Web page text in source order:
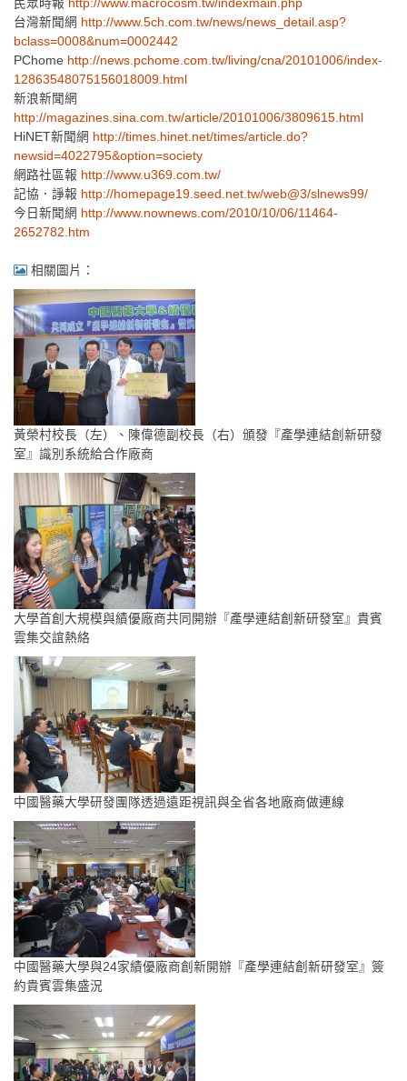
民眾時報 http://www.macrocosm.tw/indexmain.php
台灣新聞網 http://www.5ch.com.tw/news/news_detail.asp?
bclass=0008&num=0002442
PChome http://news.pchome.com.tw/living/cna/20101006/index-
12863548075156018009.html
新浪新聞網
http://magazines.sina.com.tw/article/20101006/3809615.html
HiNET新聞網 http://times.hinet.net/times/article.do?
newsid=4022795&option=society
網路社區報 http://www.u369.com.tw/
記協 ． 諍報 http://homepage19.seed.net.tw/web@3/slnews99/
今日新聞網 http://www.nownews.com/2010/10/06/11464-
2652782.htm
相關圖片：
黃榮村校長（左）、陳偉德副校長（右）頒發『產學連結創新研發
室』識別系統給合作廠商
大學首創大規模與績優廠商共同開辦『產學連結創新研發室』貴賓
雲集交誼熱絡
中國醫藥大學研發團隊透過遠距視訊與全省各地廠商做連線
中國醫藥大學與24家績優廠商創新開辦『產學連結創新研發室』簽
約貴賓雲集盛況